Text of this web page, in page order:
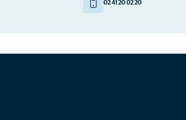
02 41 20 02 20